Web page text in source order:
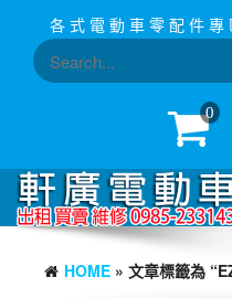
content
各 式 電 動 車 零 配 件 專
0
HOME » 文章標籤為